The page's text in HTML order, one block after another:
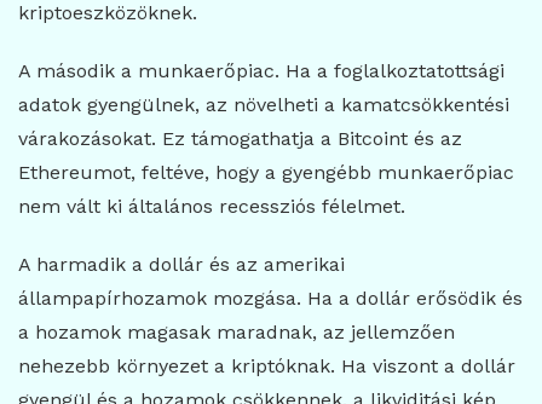
kriptoeszközöknek.
A második a munkaerőpiac. Ha a foglalkoztatottsági
adatok gyengülnek, az növelheti a kamatcsökkentési
várakozásokat. Ez támogathatja a Bitcoint és az
Ethereumot, feltéve, hogy a gyengébb munkaerőpiac
nem vált ki általános recessziós félelmet.
A harmadik a dollár és az amerikai
állampapírhozamok mozgása. Ha a dollár erősödik és
a hozamok magasak maradnak, az jellemzően
nehezebb környezet a kriptóknak. Ha viszont a dollár